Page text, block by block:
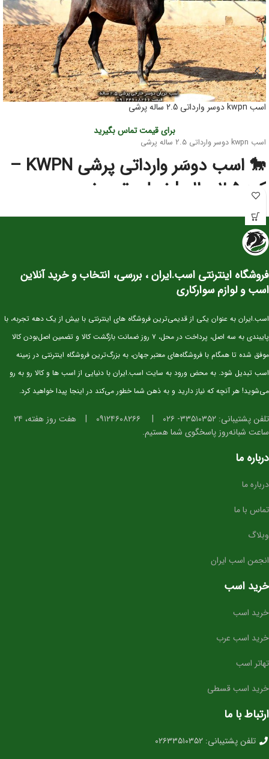
اسب kwpn دوسر وارداتی 2.5 ساله پرشی
برای قیمت تماس بگیرید
اسب kwpn دوسر وارداتی 2.5 ساله پرشی
🐎 اسب دوسَر وارداتی پرشی KWPN –
کره ۲.۵ ساله | نسل‌برتر مخصوص
آینده‌سازان پرش
این کره دوسَر وارداتی
پرورش‌دهندگانی است که به‌دنبال اسبی با
کره‌های این نژاد از همان سنین کم، قدرت، هوش و تعادل فوق‌العاده‌ای نشان می‌دهند.
⭐ مشخصات کلی
سن:۲.۵ سال
نژاد:KWPN اصیل (خط خونی معتبر و قابل استعلام)
کاربری آتی: پرش، مسابقات جوان‌ها، تربیت پایه
وضعیت:وارداتی، دوسَر (پدر و مادر خارجی)، سلامت کامل
خلق‌وخو:آرام، باهوش، اجتماعی و آموزش‌پذیر
⭐ ویژگی‌های فیزیکی و عملکردی
استخوان‌بندی قوی و مناسب برای کار پرشی
دست و پای خشک و تمیز، آماده ورود به مراحل آموزشی
تمرکز بالا و واکنش سریع در محیط‌های جدید
ساختار بدنی استاندارد برای پرورش به سطح حرفه‌ای
⭐ مناسب برای چه افرادی؟
باشگاه‌ها و مربیانی که قصد تربیت کره‌های حرفه‌ای دارند
مزرعه‌های پرورش اسب برای اضافه کردن خط‌خون برتر
فروشگاه اینترنتی اسب.ایران ، بررسی، انتخاب و خرید آنلاین
اسب و لوازم سوارکاری
اسب.ایران به عنوان یکی از قدیمی‌ترین فروشگاه های اینترنتی با بیش از یک دهه تجربه، با
پایبندی به سه اصل، پرداخت در محل، ۷ روز ضمانت بازگشت کالا و تضمین اصل‌بودن کالا
موفق شده تا همگام با فروشگاه‌های معتبر جهان، به بزرگ‌ترین فروشگاه اینترنتی در زمینه
اسب تبدیل شود. به محض ورود به سایت اسب.ایران با دنیایی از اسب ها و کالا رو به رو
می‌شوید! هر آنچه که نیاز دارید و به ذهن شما خطور می‌کند در اینجا پیدا خواهید کرد.
تلفن پشتیبانی: ۳۳۵۱۰۳۵۲- ۰۲۶ |
|
هفت روز هفته، ۲۴
ساعت شبانه‌روز پاسخگوی شما هستیم.
درباره ما
درباره ما
تماس با ما
وبلاگ
انجمن اسب ایران
خرید اسب
خرید اسب
خرید اسب عرب
تهاتر اسب
خرید اسب قسطی
ارتباط با ما
تلفن پشتیبانی: ۰۲۶۳۳۵۱۰۳۵۲